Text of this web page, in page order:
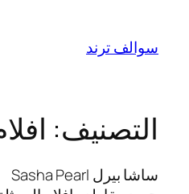
المحتوى
سوالف ترند
التصنيف:
ساشا بيرل Sasha Pearl